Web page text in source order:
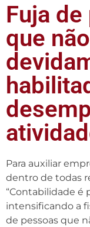
Fuja
que
Para auxiliar
dentro de todas
“Contabilidade é
intensificando a
de pessoas que